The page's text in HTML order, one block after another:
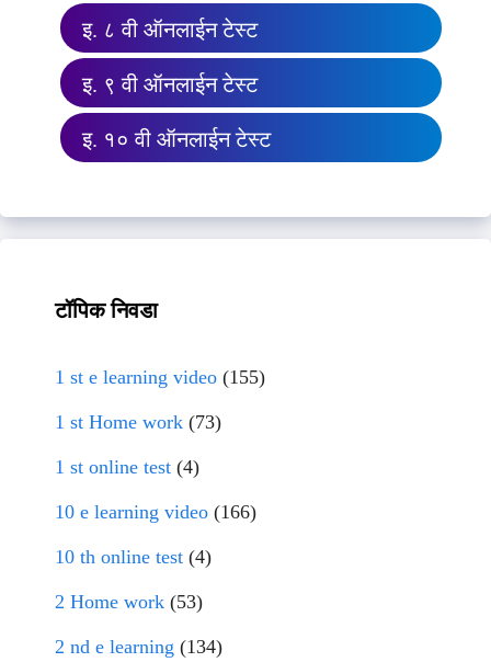
इ. ८ वी ऑनलाईन टेस्ट
इ. ९ वी ऑनलाईन टेस्ट
इ. १० वी ऑनलाईन टेस्ट
टॉपिक निवडा
1 st e learning video (155)
1 st Home work (73)
1 st online test (4)
10 e learning video (166)
10 th online test (4)
2 Home work (53)
2 nd e learning (134)